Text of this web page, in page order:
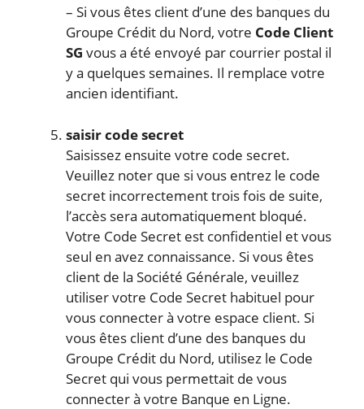
– Si vous êtes client d’une des banques du
Groupe Crédit du Nord, votre Code Client
SG vous a été envoyé par courrier postal il
y a quelques semaines. Il remplace votre
ancien identifiant.
saisir code secret
Saisissez ensuite votre code secret.
Veuillez noter que si vous entrez le code
secret incorrectement trois fois de suite,
l’accès sera automatiquement bloqué.
Votre Code Secret est confidentiel et vous
seul en avez connaissance. Si vous êtes
client de la Société Générale, veuillez
utiliser votre Code Secret habituel pour
vous connecter à votre espace client. Si
vous êtes client d’une des banques du
Groupe Crédit du Nord, utilisez le Code
Secret qui vous permettait de vous
connecter à votre Banque en Ligne.